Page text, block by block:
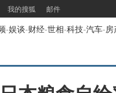
我的搜狐 邮件
-娱谈-财经-世相-科技-汽车-房